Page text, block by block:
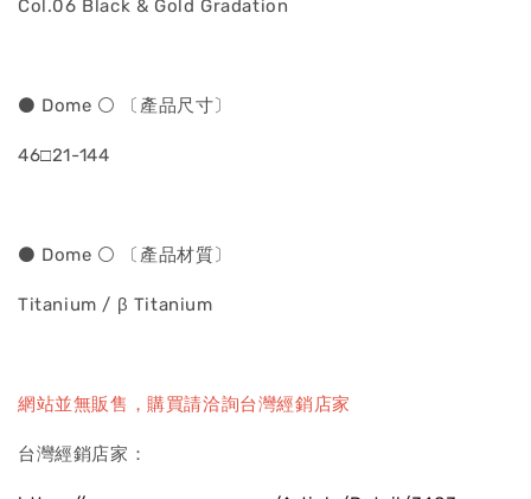
Col.06 Black & Gold Gradation
⚫ Dome ⚪ 〔產品尺寸〕
46□21-144
⚫ Dome ⚪ 〔產品材質〕
Titanium / β Titanium
網站並無販售，購買請洽詢台灣經銷店家
台灣經銷店家：